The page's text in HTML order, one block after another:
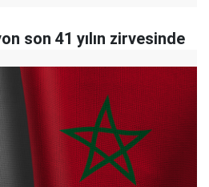
son 41 yılın zirvesinde